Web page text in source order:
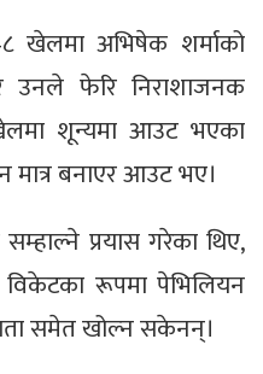
खेलमा अभिषेक शर्माको
उनले फेरि निराशाजनक
शून्यमा आउट भएका
बनाएर आउट भए।
प्रयास गरेका थिए,
रूपमा पेभिलियन
समेत खोल्न सकेनन्।